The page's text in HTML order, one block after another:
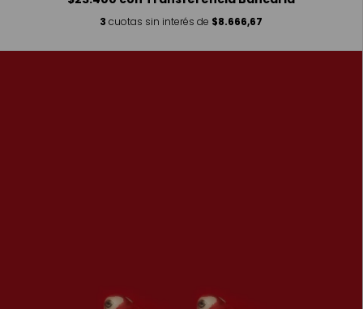
3 cuotas sin interés de $8.666,67